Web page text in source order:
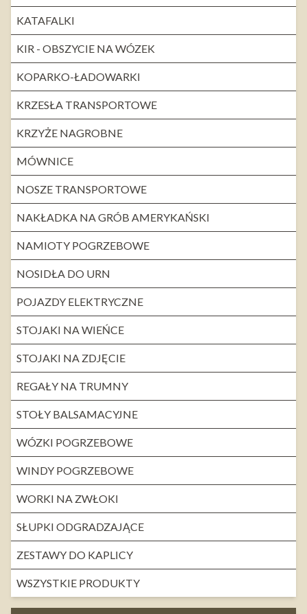
KATAFALKI
KIR - OBSZYCIE NA WÓZEK
KOPARKO-ŁADOWARKI
KRZESŁA TRANSPORTOWE
KRZYŻE NAGROBNE
MÓWNICE
NOSZE TRANSPORTOWE
NAKŁADKA NA GRÓB AMERYKAŃSKI
NAMIOTY POGRZEBOWE
NOSIDŁA DO URN
POJAZDY ELEKTRYCZNE
STOJAKI NA WIEŃCE
STOJAKI NA ZDJĘCIE
REGAŁY NA TRUMNY
STOŁY BALSAMACYJNE
WÓZKI POGRZEBOWE
WINDY POGRZEBOWE
WORKI NA ZWŁOKI
SŁUPKI ODGRADZAJĄCE
ZESTAWY DO KAPLICY
WSZYSTKIE PRODUKTY